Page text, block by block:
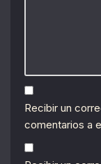
Recibir un
comentarios a